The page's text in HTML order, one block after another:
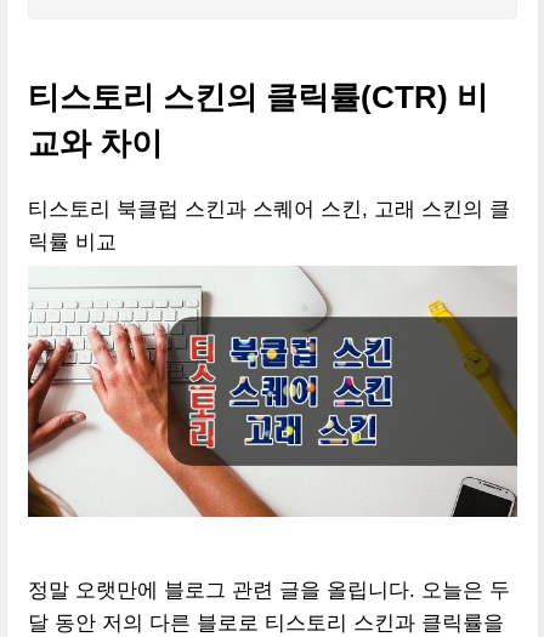
티스토리 스킨의 클릭률(CTR) 비
교와 차이
티스토리 북클럽 스킨과 스퀘어 스킨, 고래 스킨의 클
릭률 비교
정말 오랫만에 블로그 관련 글을 올립니다. 오늘은 두
달 동안 저의 다른 블로로 티스토리 스킨과 클릭률을